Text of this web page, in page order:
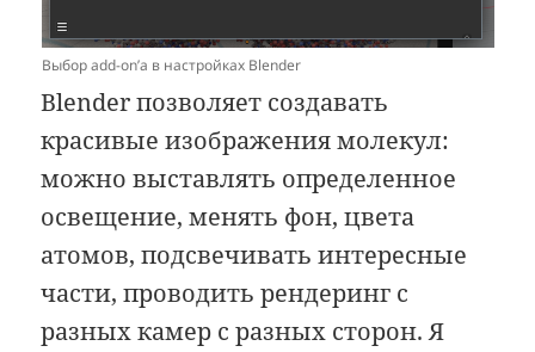
Выбор add-on’а в настройках Blender
Blender позволяет создавать
красивые изображения молекул:
можно выставлять определенное
освещение, менять фон, цвета
атомов, подсвечивать интересные
части, проводить рендеринг с
разных камер с разных сторон. Я